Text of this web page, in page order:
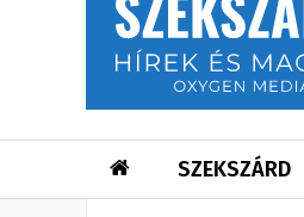
SZEKSZÁRD